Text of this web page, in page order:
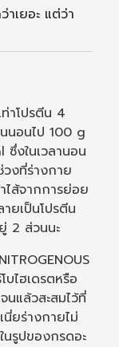
เยอะ แต่ว่า
าโปรตีน 4
นนอนไป 100 g
งในเวลานอน
วงที่ร่างกาย
ไส้จากการย่อย
ยเป็นโปรตีน
2 ส่วนนะ
บไฮเดรตหรือ
นแล้วสะสมไว้ที่
นี่ยร่างกายไม่
นรูปของกรดอะ